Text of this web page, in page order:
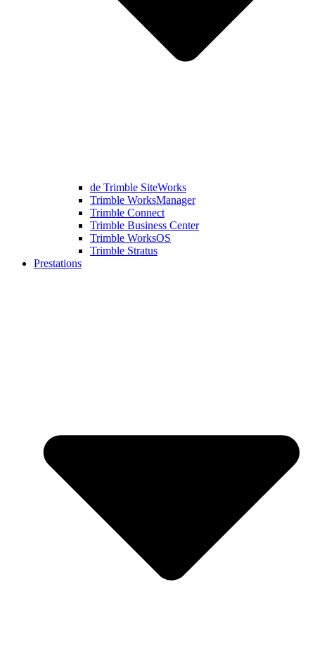
de Trimble SiteWorks
Trimble WorksManager
Trimble Connect
Trimble Business Center
Trimble WorksOS
Trimble Stratus
Prestations